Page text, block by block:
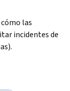
las
incidentes de